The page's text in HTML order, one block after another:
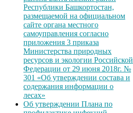
Республики Башкортостан,
размещаемой на официальном
сайте органа местного
самоуправления согласно
приложения 3 приказа
Министерства природных
ресурсов и экологии Российской
Федерации от 29 июня 2018г. №
301 «Об утверждении состава и
содержания информации о
лесах»
Об утверждении Плана по